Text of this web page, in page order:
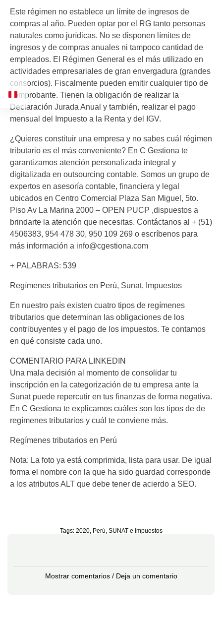
Este régimen no establece un límite de ingresos de
compras al año. Pueden optar por el RG tanto personas
naturales como jurídicas. No se disponen límites de
ingresos y de compras anuales ni tampoco cantidad de
empleados. El Régimen General es el más utilizado en
actividades empresariales de gran envergadura (grandes
consorcios). Fiscalmente pueden emitir cualquier tipo de
comprobante. Tienen la obligación de realizar la
Declaración Jurada Anual y también, realizar el pago
mensual del Impuesto a la Renta y del IGV.
¿Quieres constituir una empresa y no sabes cuál régimen
tributario es el más conveniente? En C Gestiona te
garantizamos atención personalizada integral y
digitalizada en outsourcing contable. Somos un grupo de
expertos en asesoría contable, financiera y legal
ubicados en Centro Comercial Plaza San Miguel, 5to.
Piso Av La Marina 2000 – OPEN PUCP ,dispuestos a
brindarte la atención que necesitas. Contáctanos al + (51)
4506383, 954 478 30, 950 109 269 o escríbenos para
más información a info@cgestiona.com
+ PALABRAS: 539
Regímenes tributarios en Perú, Sunat, Impuestos
En nuestro país existen cuatro tipos de regímenes
tributarios que determinan las obligaciones de los
contribuyentes y el pago de los impuestos. Te contamos
en qué consiste cada uno.
COMENTARIO PARA LINKEDIN
Una mala decisión al momento de consolidar tu
inscripción en la categorización de tu empresa ante la
Sunat puede repercutir en tus finanzas de forma negativa.
En C Gestiona te explicamos cuáles son los tipos de de
regímenes tributarios y cuál te conviene más.
Regímenes tributarios en Perú
Nota: La foto ya está comprimida, lista para usar. De igual
forma el nombre con la que ha sido guardad corresponde
a los atributos ALT que debe tener de acierdo a SEO.
Tags: 2020, Perú, SUNAT e impuestos
Mostrar comentarios / Deja un comentario